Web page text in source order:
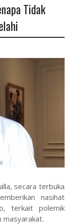
Tidak
secara terbuka
nasihat
terkait polemik
masyarakat.